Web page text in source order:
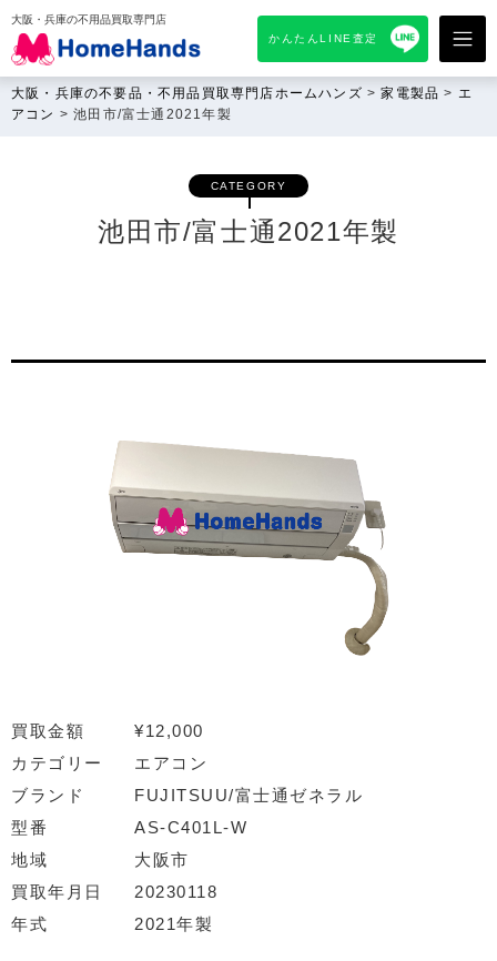
大阪・兵庫の不用品買取専門店
かんたんLINE査定
大阪・兵庫の不要品・不用品買取専門店ホームハンズ >家電製品 > エ
アコン >池田市/富士通2021年製
CATEGORY
池田市/富士通2021年製
買取金額
¥12,000
カテゴリー
エアコン
ブランド
FUJITSUU/富士通ゼネラル
型番
AS-C401L-W
地域
大阪市
買取年月日
20230118
年式
2021年製